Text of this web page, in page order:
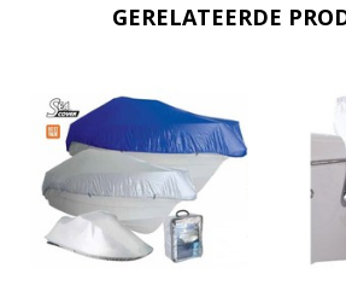
GERELATEERDE